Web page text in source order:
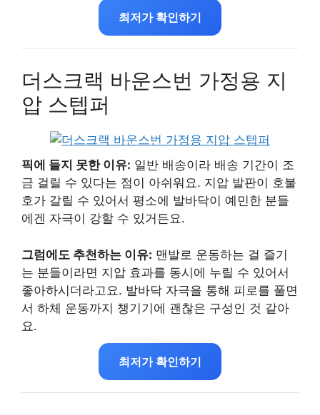
최저가 확인하기
더스크랙 바운스번 가정용 지
압 스텝퍼
픽에 들지 못한 이유: 일반 배송이라 배송 기간이 조
금 걸릴 수 있다는 점이 아쉬워요. 지압 발판이 호불
호가 갈릴 수 있어서 평소에 발바닥이 예민한 분들
에겐 자극이 강할 수 있거든요.
그럼에도 추천하는 이유: 맨발로 운동하는 걸 즐기
는 분들이라면 지압 효과를 동시에 누릴 수 있어서
좋아하시더라고요. 발바닥 자극을 통해 피로를 풀면
서 하체 운동까지 챙기기에 괜찮은 구성인 것 같아
요.
최저가 확인하기